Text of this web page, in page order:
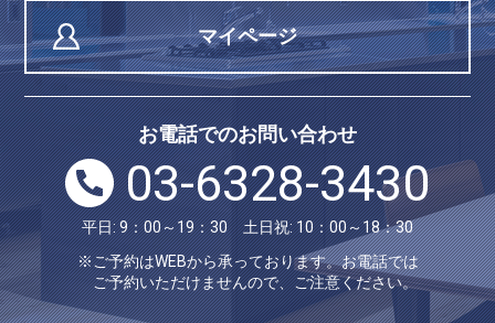
マイページ
お電話でのお問い合わせ
03-6328-3430
平日: 9：00～19：30 土日祝: 10：00～18：30
※ご予約はWEBから承っております。お電話では
ご予約いただけませんので、ご注意ください。